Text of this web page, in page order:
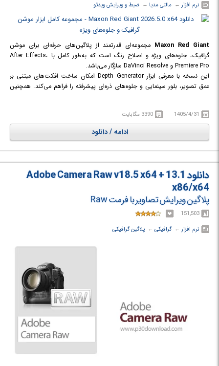
نرم افزار ← ‏ مالتی مدیا ← ‏ ضبط و ویرایش ویدئو
Maxon Red Giant مجموعه‌ای قدرتمند از پلاگین‌های حرفه‌ای برای موشن
گرافیک، جلوه‌های ویژه و اصلاح رنگ است که به‌طور کامل با After Effects،
Premiere Pro و DaVinci Resolve سازگار می‌باشد.
این نسخه با معرفی ابزار Depth Generator امکان ساخت افکت‌های مبتنی بر
عمق تصویر، بلور سینمایی و جلوه‌های ذره‌ای پیشرفته را فراهم می‌کند. همچنین
Maxon Red Giant انتخابی ایده‌آل برای کسانی است که به دنبال جلوه‌های
بصری قدرتمند، گردش کار سریع و کیفیت سینمایی هستند.
1405/4/31 3390 مگابایت
ادامه / دانلود
دانلود Adobe Camera Raw v18.5 x64 + 13.1
x86/x64
پلاگین ویرایش تصاویر با فرمت Raw
151,503
نرم افزار ← ‏گرافیکی ← ‏ پلاگین گرافیکی